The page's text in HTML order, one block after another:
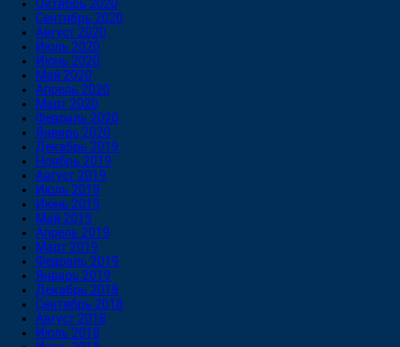
Октябрь 2020
Сентябрь 2020
Август 2020
Июль 2020
Июнь 2020
Май 2020
Апрель 2020
Март 2020
Февраль 2020
Январь 2020
Декабрь 2019
Ноябрь 2019
Август 2019
Июль 2019
Июнь 2019
Май 2019
Апрель 2019
Март 2019
Февраль 2019
Январь 2019
Декабрь 2018
Сентябрь 2018
Август 2018
Июль 2018